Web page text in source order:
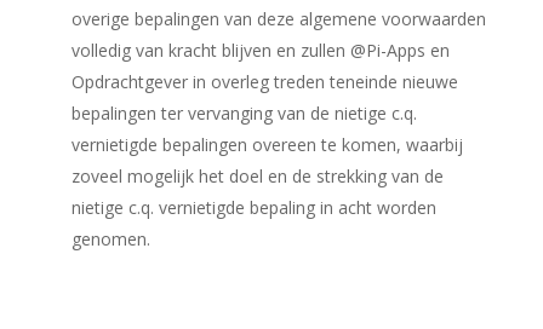
overige bepalingen van deze algemene voorwaarden
volledig van kracht blijven en zullen @Pi-Apps en
Opdrachtgever in overleg treden teneinde nieuwe
bepalingen ter vervanging van de nietige c.q.
vernietigde bepalingen overeen te komen, waarbij
zoveel mogelijk het doel en de strekking van de
nietige c.q. vernietigde bepaling in acht worden
genomen.